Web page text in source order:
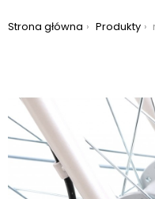
Jesteś tutaj:
Strona główna Produkty